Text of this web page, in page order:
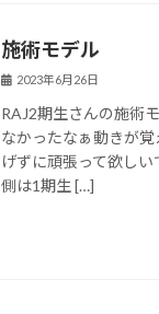
施術モデル
2023年6月26日
RAJ2期生さんの施術
なかったなぁ動きが
げずに頑張って欲し
側は1期生 […]